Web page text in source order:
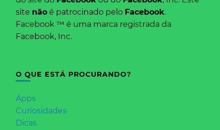
site não é patrocinado pelo Facebook.
Facebook ™ é uma marca registrada da
Facebook, Inc.
O QUE ESTÁ PROCURANDO?
Apps
Curiosidades
Dicas